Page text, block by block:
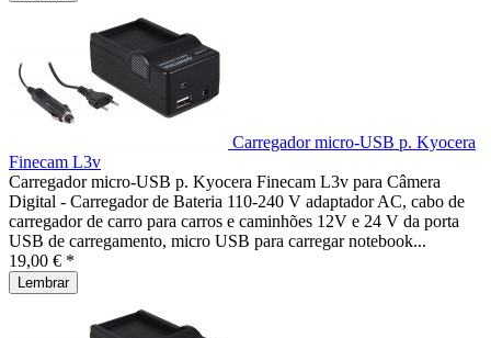
Carregador micro-USB p. Kyocera
Finecam L3v
Carregador micro-USB p. Kyocera Finecam L3v para Câmera
Digital - Carregador de Bateria 110-240 V adaptador AC, cabo de
carregador de carro para carros e caminhões 12V e 24 V da porta
USB de carregamento, micro USB para carregar notebook...
19,00 € *
Lembrar